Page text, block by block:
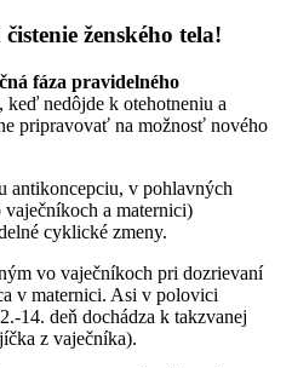
ženského tela!
fáza pravidelného
keď nedôjde k otehotneniu a
pripravovať na možnosť nového
antikoncepciu, v pohlavných
a maternici)
cyklické zmeny.
vo vaječníkoch pri dozrievaní
v maternici. Asi v polovici
14. deň dochádza k takzvanej
z vaječníka).